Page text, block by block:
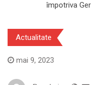
Actualitate
mai 9, 2023